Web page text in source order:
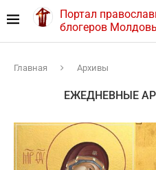
Портал
блогеров
Главная Архивы
ЕЖЕДНЕВНЫЕ